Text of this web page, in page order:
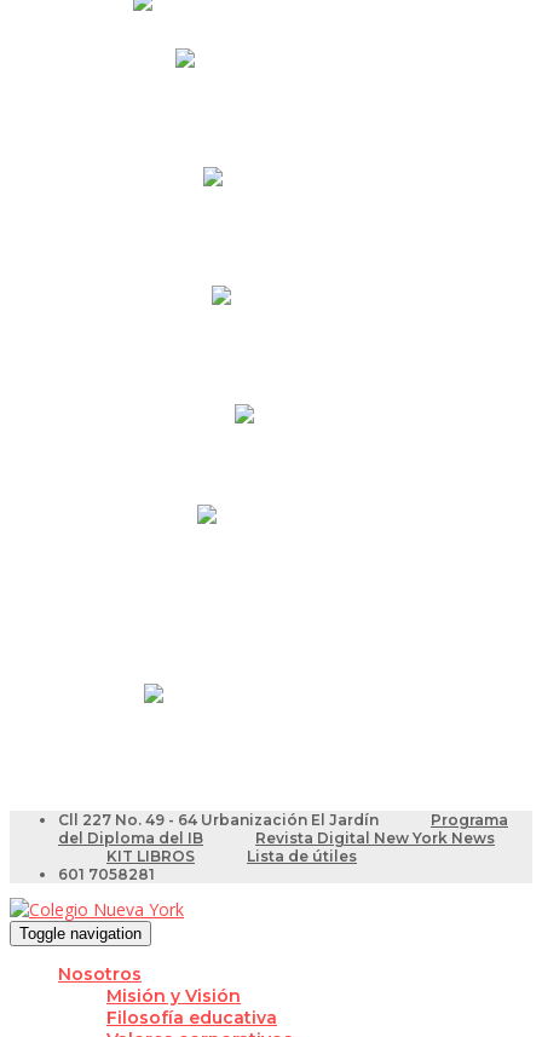
Cll 227 No. 49 - 64 Urbanización El Jardín
Programa
del Diploma del IB
Revista Digital New York News
KIT LIBROS
Lista de útiles
601 7058281
Toggle navigation
Nosotros
Misión y Visión
Filosofía educativa